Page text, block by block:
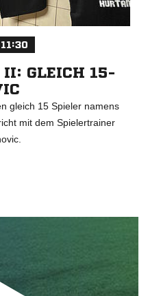
II: GLEICH 15-
gleich 15 Spieler namens
mit dem Spielertrainer